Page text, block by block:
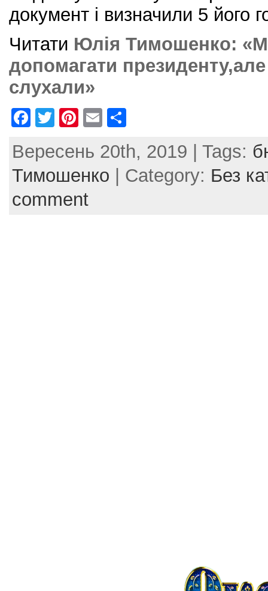
документ і визначили 5 його
Читати Юлія Тимошенко:
допомагати
слухали»
F
c
e
b
T
itt
er
Pi
er
e
st
E
ai
l
ar
e
Вересень 20th, 2019 | Tags:
Тимошенко | Category: Без
comment